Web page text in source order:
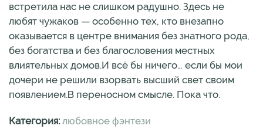
встретила нас не слишком радушно. Здесь не
любят чужаков — особенно тех, кто внезапно
оказывается в центре внимания без знатного рода,
без богатства и без благословения местных
влиятельных домов.И всё бы ничего… если бы мои
дочери не решили взорвать высший свет своим
появлением.В переносном смысле. Пока что.
Категория: любовное фэнтези